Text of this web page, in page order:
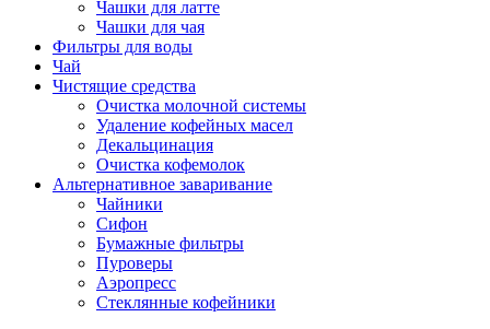
Чашки для латте
Чашки для чая
Фильтры для воды
Чай
Чистящие средства
Очистка молочной системы
Удаление кофейных масел
Декальцинация
Очистка кофемолок
Альтернативное заваривание
Чайники
Сифон
Бумажные фильтры
Пуроверы
Аэропресс
Стеклянные кофейники